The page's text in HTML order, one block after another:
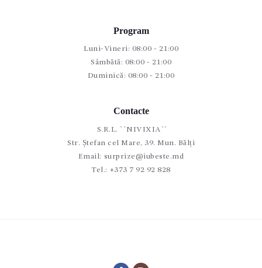
Program
Luni-Vineri: 08:00 - 21:00
Sâmbătă: 08:00 - 21:00
Duminică: 08:00 - 21:00
Contacte
S.R.L. ``NIVIXIA``
Str. Ștefan cel Mare, 39. Mun. Bălți
Email: surprize@iubeste.md
Tel.: +373 7 92 92 828